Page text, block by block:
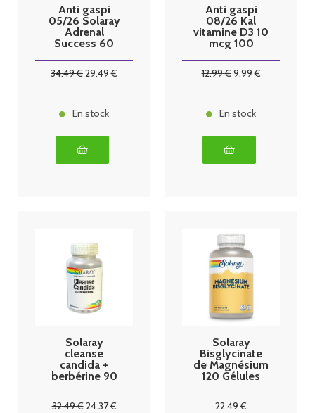
Anti gaspi
05/26 Solaray
Adrenal
Success 60
34.49€29.49 €
En stock
Anti gaspi
08/26 Kal
vitamine D3 10
mcg 100
12.99€9.99€
En stock
Solaray
cleanse
candida +
berbérine 90
32.49€24.37€
Solaray
Bisglycinate
de Magnésium
120 Gélules
22.49 €